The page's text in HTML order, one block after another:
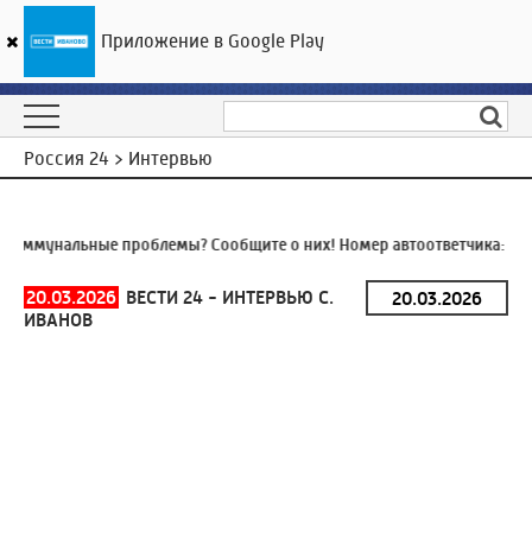
ГТРК «Ивтелерадио»
Россия 24 > Интервью
проблемы? Сообщите о них! Номер автоответчика:8
20.03.2026 ВЕСТИ 24 - ИНТЕРВЬЮ С.
ИВАНОВ
Приложение в Google Play